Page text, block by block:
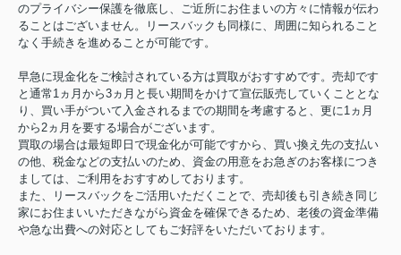
のプライバシー保護を徹底し、ご近所にお住まいの方々に情報が伝わ
ることはございません。リースバックも同様に、周囲に知られること
なく手続きを進めることが可能です。
早急に現金化をご検討されている方は買取がおすすめです。売却です
と通常1ヵ月から3ヵ月と長い期間をかけて宣伝販売していくこととな
り、買い手がついて入金されるまでの期間を考慮すると、更に1ヵ月
から2ヵ月を要する場合がございます。
買取の場合は最短即日で現金化が可能ですから、買い換え先の支払い
の他、税金などの支払いのため、資金の用意をお急ぎのお客様につき
ましては、ご利用をおすすめしております。
また、リースバックをご活用いただくことで、売却後も引き続き同じ
家にお住まいいただきながら資金を確保できるため、老後の資金準備
や急な出費への対応としてもご好評をいただいております。